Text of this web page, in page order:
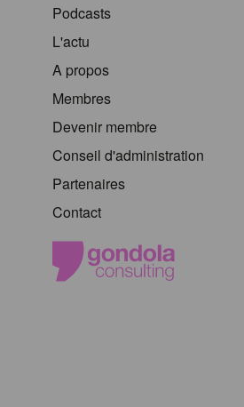
Podcasts
L'actu
A propos
Membres
Devenir membre
Conseil d'administration
Partenaires
Contact